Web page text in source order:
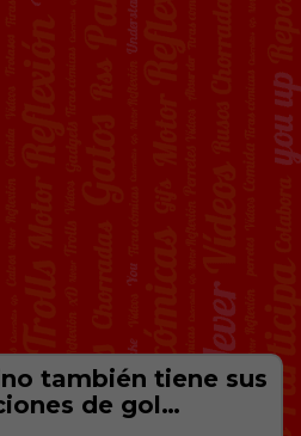
también tiene sus
de gol…